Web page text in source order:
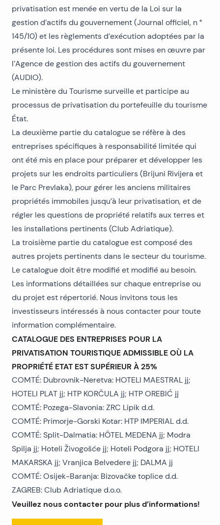
privatisation est menée en vertu de la Loi sur la
gestion d’actifs du gouvernement (Journal officiel, n °
145/10) et les règlements d’exécution adoptées par la
présente loi. Les procédures sont mises en œuvre par
l’Agence de gestion des actifs du gouvernement
(AUDIO).
Le ministère du Tourisme surveille et participe au
processus de privatisation du portefeuille du tourisme
État.
La deuxième partie du catalogue se réfère à des
entreprises spécifiques à responsabilité limitée qui
ont été mis en place pour préparer et développer les
projets sur les endroits particuliers (Brijuni Rivijera et
le Parc Prevlaka), pour gérer les anciens militaires
propriétés immobiles jusqu’à leur privatisation, et de
régler les questions de propriété relatifs aux terres et
les installations pertinents (Club Adriatique).
La troisième partie du catalogue est composé des
autres projets pertinents dans le secteur du tourisme.
Le catalogue doit être modifié et modifié au besoin.
Les informations détaillées sur chaque entreprise ou
du projet est répertorié. Nous invitons tous les
investisseurs intéressés à nous contacter pour toute
information complémentaire.
CATALOGUE DES ENTREPRISES POUR LA
PRIVATISATION TOURISTIQUE ADMISSIBLE OÙ LA
PROPRIÉTÉ ETAT EST SUPÉRIEUR À 25%
COMTÉ: Dubrovnik-Neretva: HOTELI MAESTRAL jj;
HOTELI PLAT jj; HTP KORČULA jj; HTP OREBIĆ jj
COMTÉ: Pozega-Slavonia: ZRC Lipik d.d.
COMTÉ: Primorje-Gorski Kotar: HTP IMPERIAL d.d.
COMTÉ: Split-Dalmatia: HÔTEL MEDENA jj; Modra
Spilja jj; Hoteli Živogošće jj; Hoteli Podgora jj; HOTELI
MAKARSKA jj; Vranjica Belvedere jj; DALMA jj
COMTÉ: Osijek-Baranja: Bizovačke toplice d.d.
ZAGREB: Club Adriatique d.o.o.
Veuillez nous contacter pour plus d’informations!